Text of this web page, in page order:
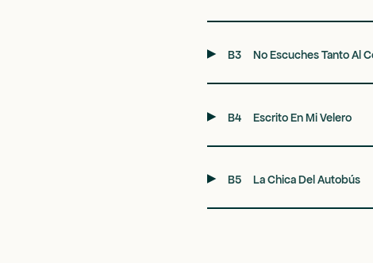
B3 No Escuches Tanto Al
B4 Escrito En Mi Velero
B5 La Chica Del Autobús